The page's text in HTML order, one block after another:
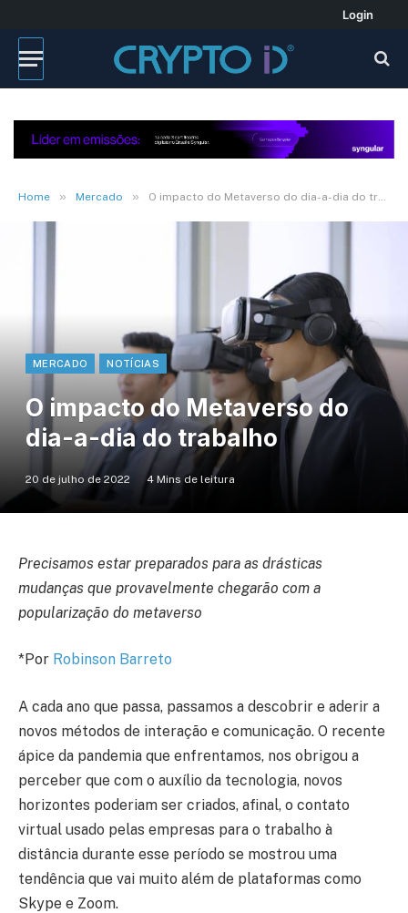
Login
Home » Mercado » O impacto do Metaverso do dia-a-dia do trabalho
MERCADO NOTÍCIAS
O impacto do Metaverso do
dia-a-dia do trabalho
20 de julho de 2022 4 Mins de leitura
Precisamos estar preparados para as drásticas
mudanças que provavelmente chegarão com a
popularização do metaverso
*Por Robinson Barreto
A cada ano que passa, passamos a descobrir e aderir a
novos métodos de interação e comunicação. O recente
ápice da pandemia que enfrentamos, nos obrigou a
perceber que com o auxílio da tecnologia, novos
horizontes poderiam ser criados, afinal, o contato
virtual usado pelas empresas para o trabalho à
distância durante esse período se mostrou uma
tendência que vai muito além de plataformas como
Skype e Zoom.